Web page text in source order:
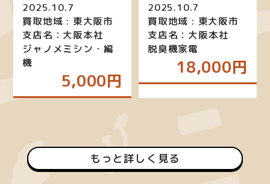
2025.10.7
買取地域 : 東大阪市
支店名：大阪本社
ジャノメミシン・編
機
5,000円
2025.10.7
買取地域 : 東大阪市
支店名：大阪本社
脱臭機家電
18,000円
もっと詳しく見る